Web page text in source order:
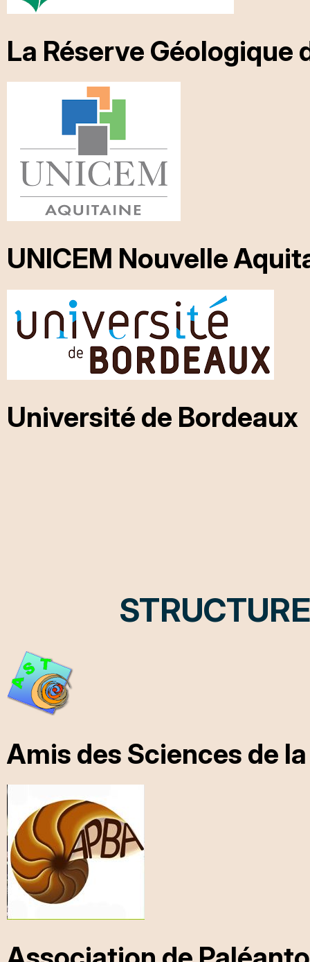
La Réserve Géologique
UNICEM Nouvelle
Université de Bordeaux
Amis des Sciences de